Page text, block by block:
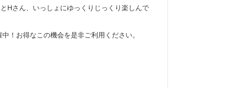
Hさん、いっしょにゆっくりじっくり楽しんで
！お得なこの機会を是非ご利用ください。